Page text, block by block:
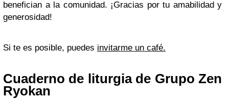
benefician a la comunidad. ¡Gracias por tu amabilidad y
generosidad!
Si te es posible, puedes invitarme un café.
Cuaderno de liturgia de Grupo Zen
Ryokan